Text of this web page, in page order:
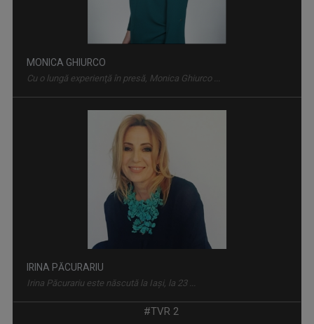
DRAG DE ROMÂNIA MEA!
MONICA GHIURCO
Cu o lungă experienţă în presă, Monica Ghiurco ...
IRINA PĂCURARIU
Irina Păcurariu este născută la Iaşi, la 23 ...
#TVR 2